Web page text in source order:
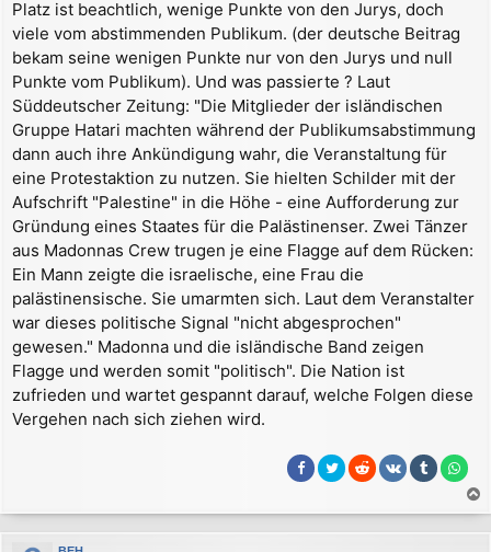
g
Platz ist beachtlich, wenige Punkte von den Jurys, doch
viele vom abstimmenden Publikum. (der deutsche Beitrag
bekam seine wenigen Punkte nur von den Jurys und null
Punkte vom Publikum). Und was passierte ? Laut
Süddeutscher Zeitung: "Die Mitglieder der isländischen
Gruppe Hatari machten während der Publikumsabstimmung
dann auch ihre Ankündigung wahr, die Veranstaltung für
eine Protestaktion zu nutzen. Sie hielten Schilder mit der
Aufschrift "Palestine" in die Höhe - eine Aufforderung zur
Gründung eines Staates für die Palästinenser. Zwei Tänzer
aus Madonnas Crew trugen je eine Flagge auf dem Rücken:
Ein Mann zeigte die israelische, eine Frau die
palästinensische. Sie umarmten sich. Laut dem Veranstalter
war dieses politische Signal "nicht abgesprochen"
gewesen." Madonna und die isländische Band zeigen
Flagge und werden somit "politisch". Die Nation ist
zufrieden und wartet gespannt darauf, welche Folgen diese
Vergehen nach sich ziehen wird.
a
c